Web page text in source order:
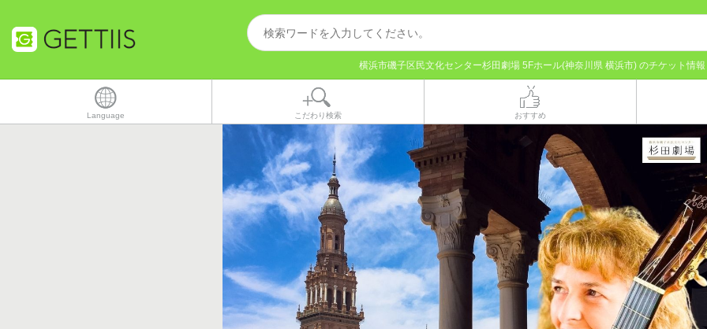
横浜市磯子区民文化センター杉田劇場 5Fホール(神奈川県 横浜市) のチケット情報
Language こだわり検索 おすすめ